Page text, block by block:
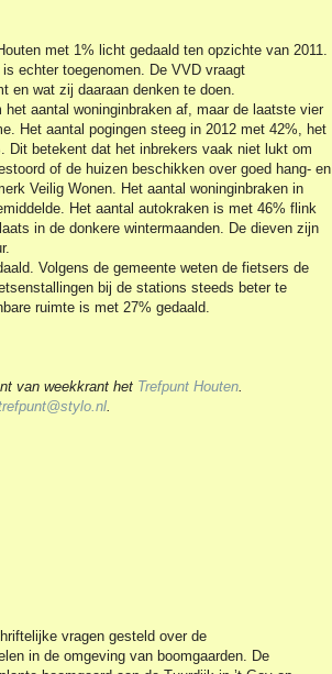
met 1% licht gedaald ten opzichte van 2011.
echter toegenomen. De VVD vraagt
en wat zij daaraan denken te doen.
aantal woninginbraken af, maar de laatste vier
Het aantal pogingen steeg in 2012 met 42%, het
Dit betekent dat het inbrekers vaak niet lukt om
of de huizen beschikken over goed hang- en
Veilig Wonen. Het aantal woninginbraken in
Het aantal autokraken is met 46% flink
in de donkere wintermaanden. De dieven zijn
Volgens de gemeente weten de fietsers de
bij de stations steeds beter te
ruimte is met 27% gedaald.
van weekkrant het Trefpunt Houten
vragen gesteld over de
in de omgeving van boomgaarden. De